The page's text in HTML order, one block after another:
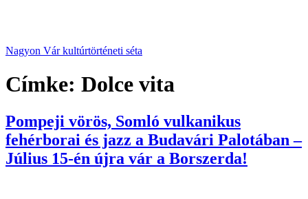
Nagyon Vár kultúrtörténeti séta
Címke: Dolce vita
Pompeji vörös, Somló vulkanikus
fehérborai és jazz a Budavári Palotában –
Július 15-én újra vár a Borszerda!